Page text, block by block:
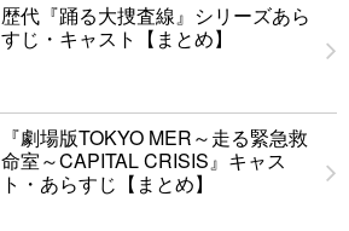
歴代『踊る大捜査線』シリーズあら
すじ・キャスト【まとめ】
『劇場版TOKYO MER～走る緊急救
命室～CAPITAL CRISIS』キャス
ト・あらすじ【まとめ】